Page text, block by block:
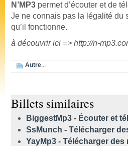
N’MP3 permet d’écouter et de
Je ne connais pas la légalité du
qu’il fonctionne.
à découvrir ici => http://n-
Autre...
Billets similaires
BiggestMp3 - Écouter et
SsMunch - Télécharger
YayMp3 - Télécharger